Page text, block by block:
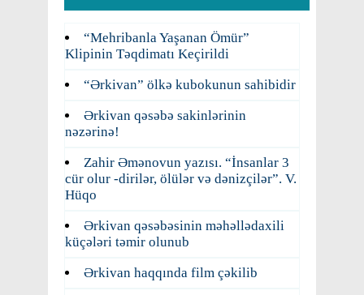
“Mehribanla Yaşanan Ömür”
Klipinin Təqdimatı Keçirildi
“Ərkivan” ölkə kubokunun sahibidir
Ərkivan qəsəbə sakinlərinin
nəzərinə!
Zahir Əmənovun yazısı. “İnsanlar 3
cür olur -dirilər, ölülər və dənizçilər”. V.
Hüqo
Ərkivan qəsəbəsinin məhəllədaxili
küçələri təmir olunub
Ərkivan haqqında film çəkilib